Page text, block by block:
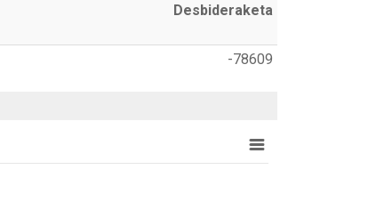
Desbideraketa
-78609